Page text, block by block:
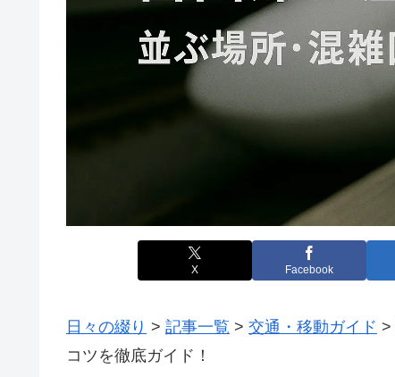
X Facebook
日々の綴り > 記事一覧 > 交通・移動ガイド >
コツを徹底ガイド！